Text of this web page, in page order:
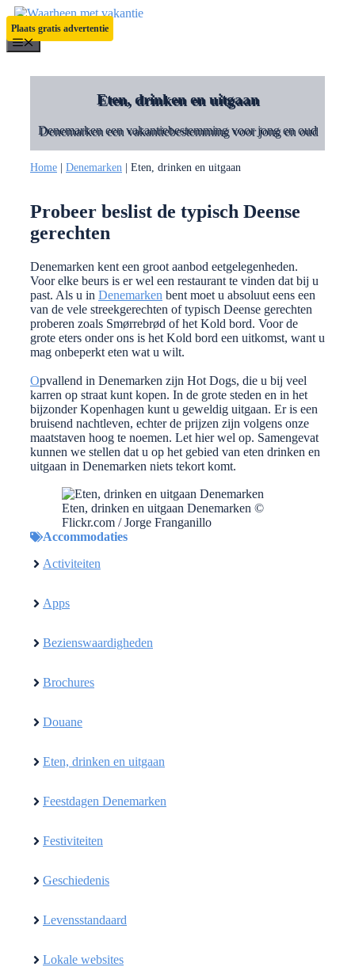
Ga
naar
de
inhoud
Plaats gratis advertentie
Menu
Eten, drinken en uitgaan
Denemarken een vakantiebestemming voor jong en oud
Home Denemarken Eten, drinken en uitgaan
Probeer beslist de typisch Deense
gerechten
Denemarken kent een groot aanbod eetgelegenheden.
Voor elke beurs is er wel een restaurant te vinden dat bij u
past. Als u in Denemarken bent moet u absoluut eens een
van de vele streekgerechten of typisch Deense gerechten
proberen zoals Smørrebrød of het Kold bord. Voor de
grote eters onder ons is het Kold bord een uitkomst, want u
mag onbeperkt eten wat u wilt.
Opvallend in Denemarken zijn Hot Dogs, die u bij veel
karren op straat kunt kopen. In de grote steden en in het
bijzonder Kopenhagen kunt u geweldig uitgaan. Er is een
bruisend nachtleven, echter de prijzen zijn volgens onze
maatstaven hoog te noemen. Let hier wel op. Samengevat
kunnen we stellen dat u op het gebied van eten drinken en
uitgaan in Denemarken niets tekort komt.
Eten, drinken en uitgaan Denemarken ©
Flickr.com / Jorge Franganillo
Accommodaties
Activiteiten
Apps
Bezienswaardigheden
Brochures
Douane
Eten, drinken en uitgaan
Feestdagen Denemarken
Festiviteiten
Geschiedenis
Levensstandaard
Lokale websites